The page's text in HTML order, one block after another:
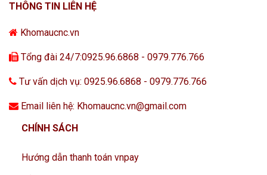
THÔNG TIN LIÊN HỆ
Khomaucnc.vn
Tổng đài 24/7:0925.96.6868 - 0979.776.766
Tư vấn dịch vụ: 0925.96.6868 - 0979.776.766
Email liên hệ: Khomaucnc.vn@gmail.com
CHÍNH SÁCH
Hướng dẫn thanh toán vnpay